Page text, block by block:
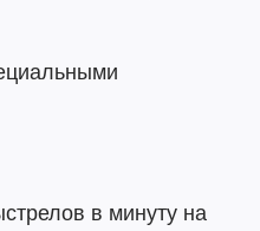
в минуту на